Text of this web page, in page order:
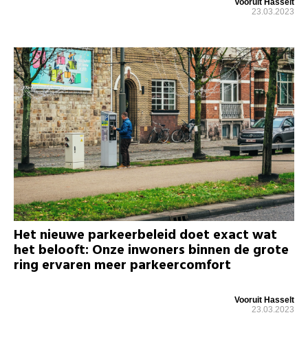
23.03.2023
Het nieuwe parkeerbeleid doet exact wat
het belooft: Onze inwoners binnen de grote
ring ervaren meer parkeercomfort
Vooruit Hasselt
23.03.2023